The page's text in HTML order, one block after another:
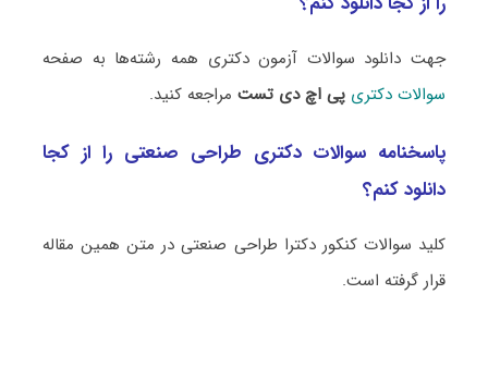
جهت دانلود سوالات آزمون دکتری همه رشته‌ها به صفحه
سوالات دکتری پی اچ دی تستمراجعه کنید.
پاسخنامه سوالات دکتری طراحی صنعتی را از کجا
دانلود کنم؟
کلید سوالات کنکور دکترا طراحی صنعتی در متن همین مقاله
قرار گرفته است.